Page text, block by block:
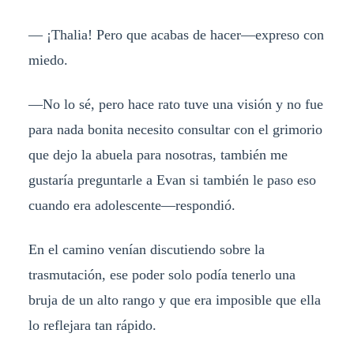
— ¡Thalia! Pero que acabas de hacer—expreso con
miedo.
—No lo sé, pero hace rato tuve una visión y no fue
para nada bonita necesito consultar con el grimorio
que dejo la abuela para nosotras, también me
gustaría preguntarle a Evan si también le paso eso
cuando era adolescente—respondió.
En el camino venían discutiendo sobre la
trasmutación, ese poder solo podía tenerlo una
bruja de un alto rango y que era imposible que ella
lo reflejara tan rápido.